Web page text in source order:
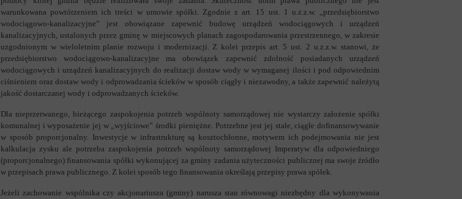
warunkowana powtórzeniem ich treści w umowie spółki. Zgodnie z art. 15 ust. 1 u.z.z.w. „przedsiębiorstwo
wodociągowo-kanalizacyjne” jest obowiązane zapewnić budowę urządzeń wodociągowych i urządzeń
kanalizacyjnych, ustalonych przez gminę w miejscowych planach zagospodarowania przestrzennego, w zakresie
uzgodnionym w wieloletnim planie rozwoju i modernizacji. Z kolei przepis art. 5 ust. 2 u.z.z.w. stanowi, że
przedsiębiorstwo wodociągowo-kanalizacyjne ma obowiązek zapewnić zdolność posiadanych urządzeń
wodociągowych i urządzeń kanalizacyjnych do realizacji dostaw wody w wymaganej ilości i pod odpowiednim
ciśnieniem oraz dostaw wody i odprowadzania ścieków w sposób ciągły i niezawodny, a także zapewnić należytą
jakość dostarczanej wody i odprowadzanych ścieków.
Dla nieprzerwanego, bieżącego zaspokojenia potrzeb wspólnoty samorządowej nie wystarczy założenie spółki
komunalnej i wyposażenie jej w „wyjściowe” środki pieniężne. Potrzebne jest jej stałe, ciągłe dofinansowywanie
w sposób proporcjonalny. Inwestycje w infrastrukturę są kosztochłonne, motywem ich podejmowania nie jest
kalkulacja zysku ale potrzeba zaspokojenia potrzeb wspólnoty samorządowej Imperatyw dla odpowiedniego
(proporcjonalnego) finansowania spółki wykonującej za gminy zadania użyteczności publicznej ma swoje źródło
w przepisach prawa publicznego. Z kolei sposób tego finansowania określają przepisy prawa spółek.
Jeżeli zachowanie wspólnika czy akcjonariusza (gminy) narusza stan równowagi niezbędny dla wykonywania